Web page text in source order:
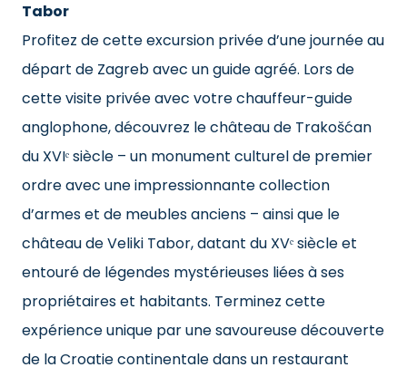
Tabor
Profitez de cette excursion privée d’une journée au
départ de Zagreb avec un guide agréé. Lors de
cette visite privée avec votre chauffeur-guide
anglophone, découvrez le château de Trakošćan
du XVIᵉ siècle – un monument culturel de premier
ordre avec une impressionnante collection
d’armes et de meubles anciens – ainsi que le
château de Veliki Tabor, datant du XVᵉ siècle et
entouré de légendes mystérieuses liées à ses
propriétaires et habitants. Terminez cette
expérience unique par une savoureuse découverte
de la Croatie continentale dans un restaurant